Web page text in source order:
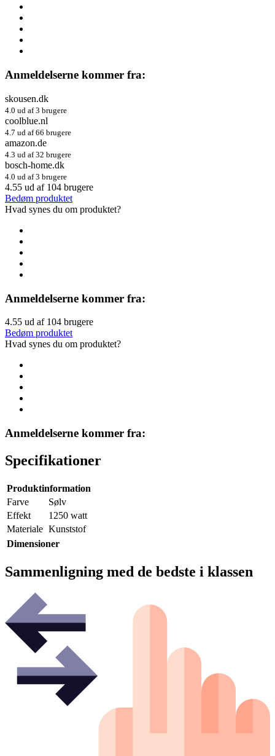
Anmeldelserne kommer fra:
skousen.dk
4.0 ud af 3 brugere
coolblue.nl
4.7 ud af 66 brugere
amazon.de
4.3 ud af 32 brugere
bosch-home.dk
4.0 ud af 3 brugere
4.55 ud af 104 brugere
Bedøm produktet
Hvad synes du om produktet?
Anmeldelserne kommer fra:
4.55 ud af 104 brugere
Bedøm produktet
Hvad synes du om produktet?
Anmeldelserne kommer fra:
Specifikationer
Produktinformation
Farve
Sølv
Effekt
1250 watt
Materiale Kunststof
Dimensioner
Sammenligning med de bedste i klassen